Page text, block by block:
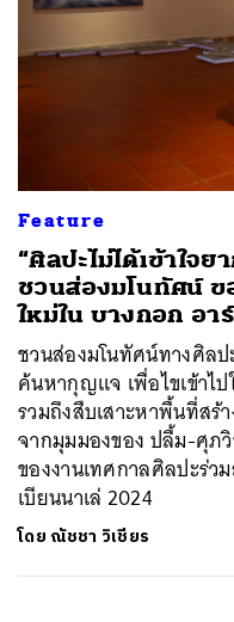
Feature
“ศิลปะไม่ได้เข้าใจ
ชวนส่องมโนทัศน์
ใหม่ใน บางกอก อา
ชวนส่องมโนทัศน์ทางศิล
ค้นหากุญแจ เพื่อไขเข้าไ
รวมถึงสืบเสาะหาพื้นที่สร้
จากมุมมองของ ปลื้ม-ศุภ
ของงานเทศกาลศิลปะร่ว
เบียนนาเล่ 2024
โดย ณัชชา วิเชียร